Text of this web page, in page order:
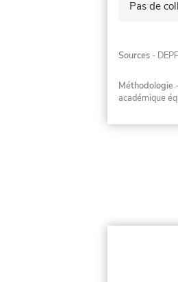
Pas de
Sources -
Méthodologie
académique